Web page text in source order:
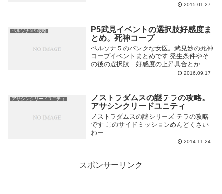
2015.01.27
ペルソナ5P5攻略
P5武見イベントの選択肢好感度ま
とめ。死神コープ
ペルソナ５のパンクな女医。武見妙の死神
コープイベントまとめです 発生条件やそ
の後の選択肢 好感度の上昇具合とか
2016.09.17
アサシンクリードユニティ
ノストラダムスの謎テラの攻略。
アサシンクリードユニティ
ノストラダムスの謎シリーズ テラの攻略
です このサイドミッションめんどくさい
わー
2014.11.24
スポンサーリンク